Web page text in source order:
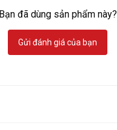
Bạn đã dùng sản phẩm này?
Gửi đánh giá của bạn